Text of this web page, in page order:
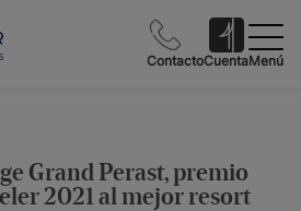
ContactoCuentaMenú
Grand Perast, premio
2021 al mejor resort